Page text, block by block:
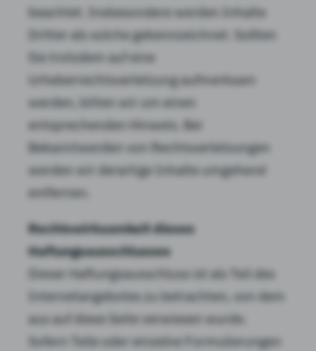
beachtet. Insbesondere werden Inhalte
Dritter als solche gekennzeichnet. Sollten
Sie trotzdem auf eine
Urheberrechtsverletzung aufmerksam
werden, bitten wir um einen
entsprechenden Hinweis. Bei
Bekanntwerden von Rechtsverletzungen
werden wir derartige Inhalte umgehend
entfernen.
Rechtswirksamkeit dieses
Haftungsausschlusses
Dieser Haftungsausschluss ist als Teil des
Internetangebotes zu betrachten, von dem
aus auf diese Seite verwiesen wurde.
Sofern Teile oder einzelne Formulierungen